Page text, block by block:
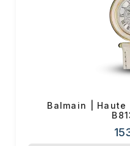
Balmain | Haute